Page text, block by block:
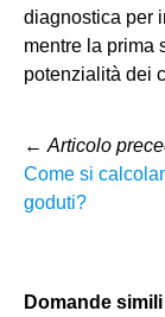
diagnostica per
mentre la prima
potenzialità dei
← Articolo
Come si
goduti?
Domande simili